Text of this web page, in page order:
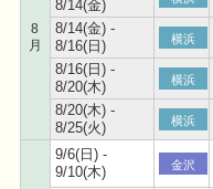
8
月
8/14(金)
8/14(金) -
8/16(日)
横浜
8/16(日) -
8/20(木)
横浜
8/20(木) -
8/25(火)
横浜
9/6(日) -
9/10(木)
金沢